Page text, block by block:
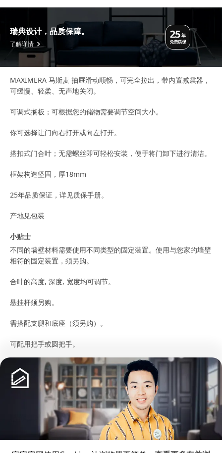
瑞典设计，品质保障。
了解详情
MAXIMERA 马斯麦 抽屉滑动顺畅，可完全拉出，带内置减震器，
可缓慢、轻柔、无声地关闭。
可调式搁板；可根据您的储物需要调节空间大小。
你可选择让门向右打开或向左打开。
搭扣式门合叶；无需螺丝即可轻松安装，便于将门卸下进行清洁。
框架构造坚固，厚18mm
25年品质保证，详见质保手册。
产地见包装
小贴士
不同的墙壁材料需要使用不同类型的固定装置。使用与您家的墙壁
相符的固定装置，须另购。
合叶的高度, 深度, 宽度均可调节。
悬挂杆须另购。
需搭配支腿和底座（须另购）。
可配用把手或圆把手。
如果你要将柜子安装在墙上，则需搭配 METOD 米多 挂条。
安全警示！ 倾倒风险 - 本产品必须安全固定。 请使用合适的螺丝
和螺栓。 如果无法确定，请咨询专业人士。
商品尺寸和包装信息
商品尺寸
展开更多